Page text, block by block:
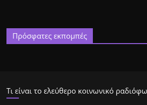
Πρόσφατες εκπομπές
Τι είναι το ελεύθερο κοινωνικό